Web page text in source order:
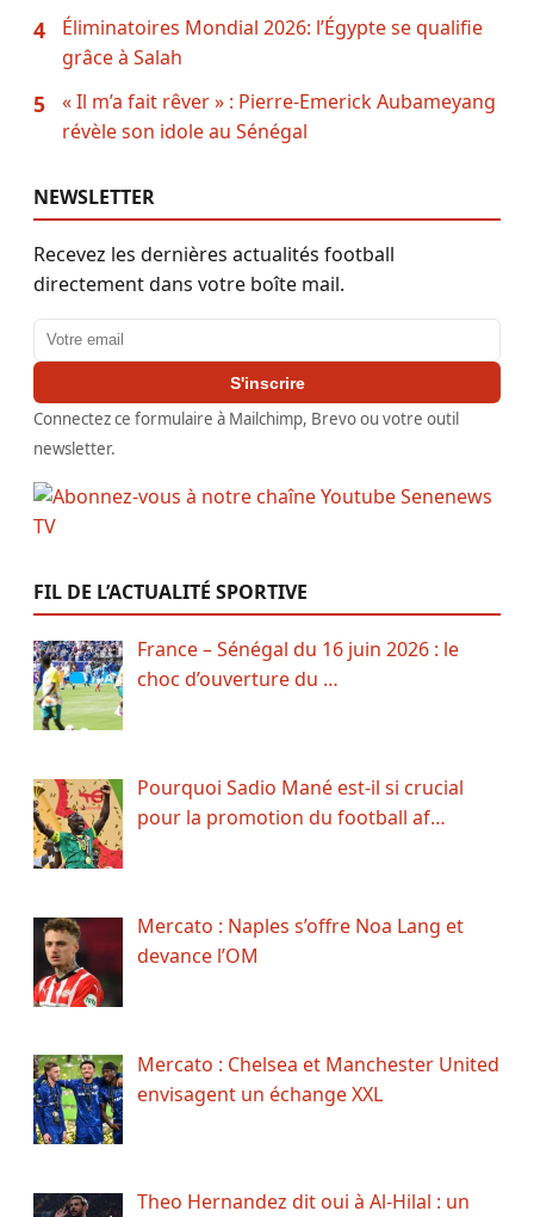
4
Éliminatoires Mondial 2026: l’Égypte se qualifie
grâce à Salah
5
« Il m’a fait rêver » : Pierre-Emerick Aubameyang
révèle son idole au Sénégal
NEWSLETTER
Recevez les dernières actualités football
directement dans votre boîte mail.
Adresse email
S'inscrire
Connectez ce formulaire à Mailchimp, Brevo ou votre outil
newsletter.
FIL DE L’ACTUALITÉ SPORTIVE
France – Sénégal du 16 juin 2026 : le
choc d’ouverture du …
Pourquoi Sadio Mané est-il si crucial
pour la promotion du football af…
Mercato : Naples s’offre Noa Lang et
devance l’OM
Mercato : Chelsea et Manchester United
envisagent un échange XXL
Theo Hernandez dit oui à Al-Hilal : un